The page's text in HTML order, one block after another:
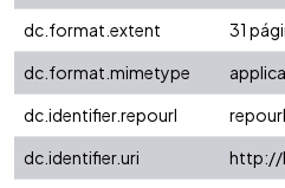
dc.format.extent
31
dc.format.mimetype
dc.identifier.repourl
dc.identifier.uri
http://